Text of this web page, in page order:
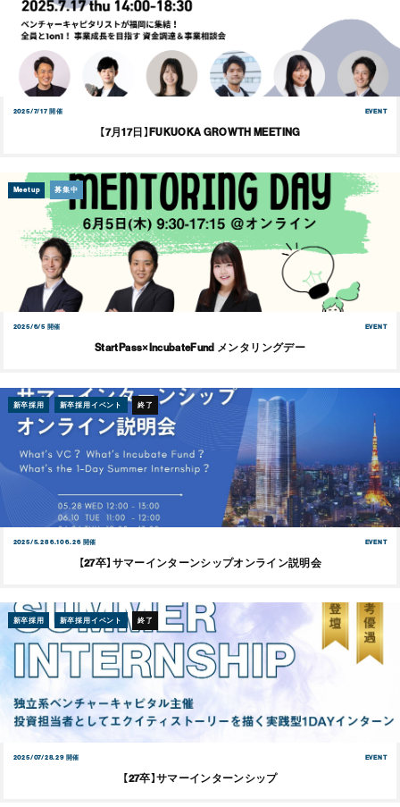
2025/7/17 開催 EVENT
【7月17日】FUKUOKA GROWTH MEETING
Meetup 募集中
2025/6/5 開催 EVENT
StartPass×IncubateFund メンタリングデー
新卒採用 新卒採用イベント 終了
2025/5.28 6.10 6.26 開催 EVENT
【27卒】サマーインターンシップオンライン説明会
新卒採用 新卒採用イベント 終了
2025/07/28.29 開催 EVENT
【27卒】サマーインターンシップ